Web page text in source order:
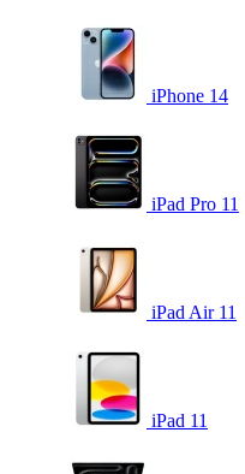
iPhone 14
iPad Pro 11
iPad Air 11
iPad 11